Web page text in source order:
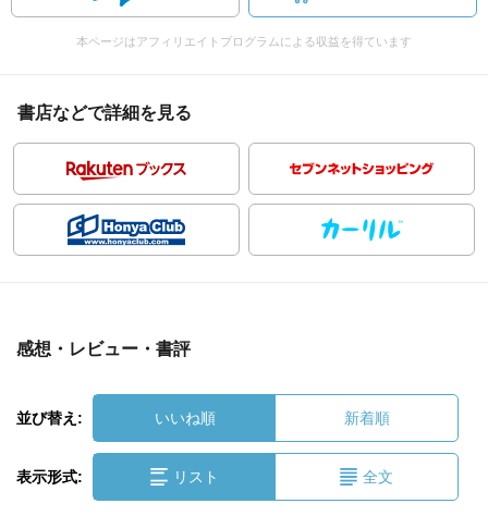
本ページはアフィリエイトプログラムによる収益を得ています
書店などで詳細を見る
感想・レビュー・書評
並び替え: いいね順 新着順
表示形式: リスト 全文